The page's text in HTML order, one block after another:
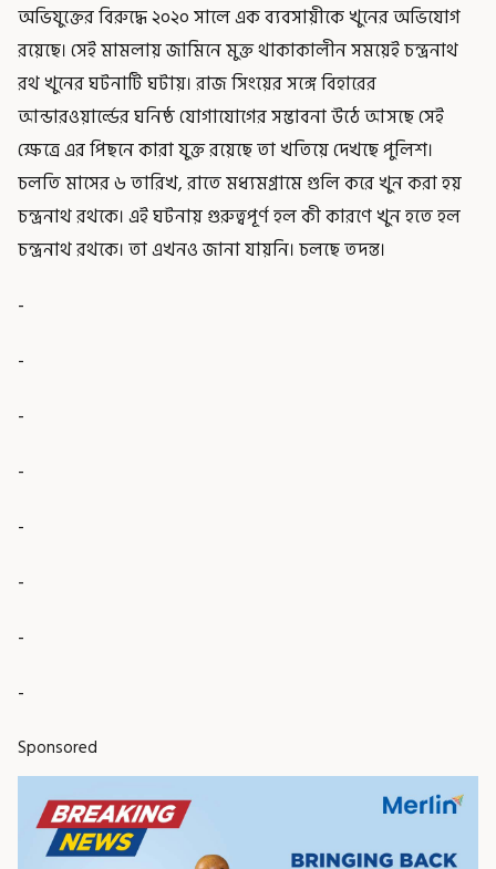
অভিযুক্তের বিরুদ্ধে ২০২০ সালে এক ব্যবসায়ীকে খুনের অভিযোগ
রয়েছে। সেই মামলায় জামিনে মুক্ত থাকাকালীন সময়েই চন্দ্রনাথ
রথ খুনের ঘটনাটি ঘটায়। রাজ সিংয়ের সঙ্গে বিহারের
আন্ডারওয়ার্ল্ডের ঘনিষ্ঠ যোগাযোগের সম্ভাবনা উঠে আসছে সেই
ক্ষেত্রে এর পিছনে কারা যুক্ত রয়েছে তা খতিয়ে দেখছে পুলিশ।
চলতি মাসের ৬ তারিখ, রাতে মধ্যমগ্রামে গুলি করে খুন করা হয়
চন্দ্রনাথ রথকে। এই ঘটনায় গুরুত্বপূর্ণ হল কী কারণে খুন হতে হল
চন্দ্রনাথ রথকে। তা এখনও জানা যায়নি। চলছে তদন্ত।
-
-
-
-
-
-
-
-
Sponsored